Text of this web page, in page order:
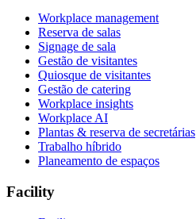
Workplace management
Reserva de salas
Signage de sala
Gestão de visitantes
Quiosque de visitantes
Gestão de catering
Workplace insights
Workplace AI
Plantas & reserva de secretárias
Trabalho híbrido
Planeamento de espaços
Facility